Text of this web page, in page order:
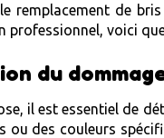
remplacement de
professionnel, voici
du
il est essentiel de
ou des couleurs